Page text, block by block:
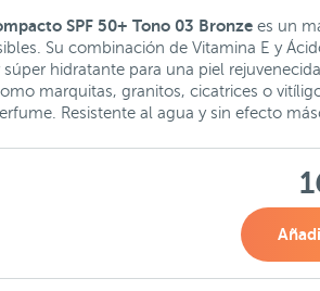
SPF 50+ Tono 03 Bronzees un
Su combinación de Vitamina E y
hidratante para una piel
marquitas, granitos, cicatrices o
Resistente al agua y sin efecto